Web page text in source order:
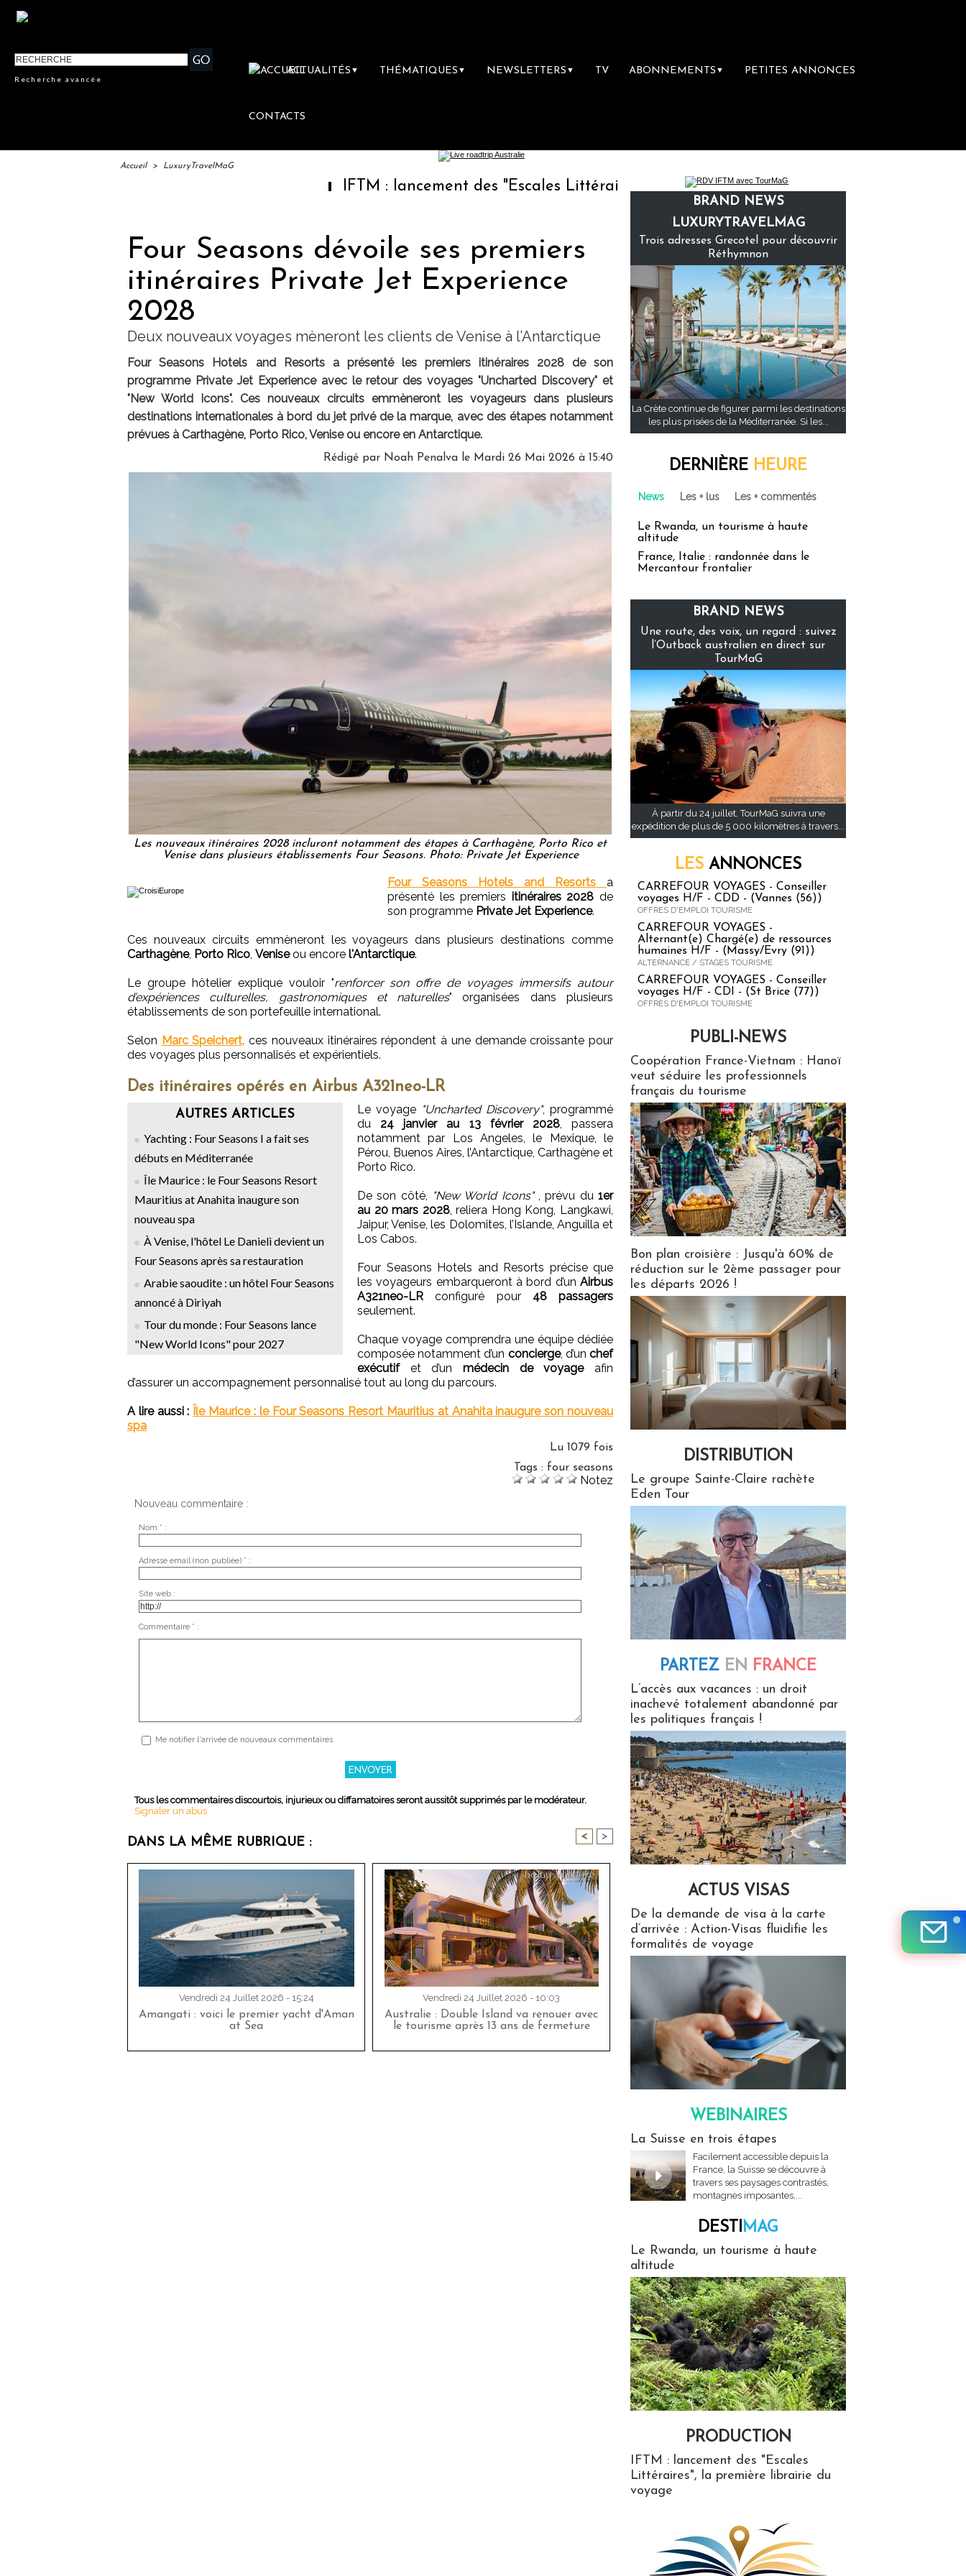
Recherche avancée
ACTUALITÉS ▼ THÉMATIQUES ▼ NEWSLETTERS ▼ TV ABONNEMENTS ▼ PETITES ANNONCES
CONTACTS
Accueil > LuxuryTravelMaG
IFTM : lancement des "Escales Littéraires", la première librairie du voyage
Four Seasons dévoile ses premiers
itinéraires Private Jet Experience
2028
Deux nouveaux voyages mèneront les clients de Venise à l’Antarctique
Four Seasons Hotels and Resorts a présenté les premiers itinéraires 2028 de son
programme Private Jet Experience avec le retour des voyages "Uncharted Discovery" et
"New World Icons". Ces nouveaux circuits emmèneront les voyageurs dans plusieurs
destinations internationales à bord du jet privé de la marque, avec des étapes notamment
prévues à Carthagène, Porto Rico, Venise ou encore en Antarctique.
Rédigé par Noah Penalva le Mardi 26 Mai 2026 à 15:40
Les nouveaux itinéraires 2028 incluront notamment des étapes à Carthagène, Porto Rico et
Venise dans plusieurs établissements Four Seasons. Photo: Private Jet Experience
Four Seasons Hotels and Resorts a
présenté les premiers itinéraires 2028de
son programme Private Jet Experience.
Ces nouveaux circuits emmèneront les voyageurs dans plusieurs destinations comme
Carthagène, Porto Rico, Veniseou encore l'Antarctique.
Le groupe hôtelier explique vouloir "renforcer son offre de voyages immersifs autour
d’expériences culturelles, gastronomiques et naturelles" organisées dans plusieurs
établissements de son portefeuille international.
Selon Marc Speichert, ces nouveaux itinéraires répondent à une demande croissante pour
des voyages plus personnalisés et expérientiels.
Des itinéraires opérés en Airbus A321neo-LR
AUTRES ARTICLES
Yachting : Four Seasons I a fait ses
débuts en Méditerranée
Île Maurice : le Four Seasons Resort
Mauritius at Anahita inaugure son
nouveau spa
À Venise, l'hôtel Le Danieli devient un
Four Seasons après sa restauration
Arabie saoudite : un hôtel Four Seasons
annoncé à Diriyah
Tour du monde : Four Seasons lance
"New World Icons" pour 2027
Le voyage "Uncharted Discovery", programmé
du 24 janvier au 13 février 2028, passera
notamment par Los Angeles, le Mexique, le
Pérou, Buenos Aires, l’Antarctique, Carthagène et
Porto Rico.
De son côté, "New World Icons", prévu du1er
au 20 mars 2028, reliera Hong Kong, Langkawi,
Jaipur, Venise, les Dolomites, l’Islande, Anguilla et
Los Cabos.
Four Seasons Hotels and Resorts précise que
les voyageurs embarqueront à bord d’un Airbus
A321neo-LRconfiguré pour 48 passagers
seulement.
Chaque voyage comprendra une équipe dédiée
composée notamment d’un concierge, d’unchef
exécutif et d’unmédecin de voyageafin
d’assurer un accompagnement personnalisé tout au long du parcours.
A lire aussi : Île Maurice : le Four Seasons Resort Mauritius at Anahita inaugure son nouveau
spa
Lu 1079 fois
Tags : four seasons
Notez
Nouveau commentaire :
Nom * :
Adresse email (non publiée) * :
Site web :
Commentaire * :
Me notifier l'arrivée de nouveaux commentaires
Tous les commentaires discourtois, injurieux ou diffamatoires seront aussitôt supprimés par le modérateur.
Signaler un abus
DANS LA MÊME RUBRIQUE : < >
Vendredi 24 Juillet 2026 - 15:24
Amangati : voici le premier yacht d'Aman
at Sea
Vendredi 24 Juillet 2026 - 10:03
Australie : Double Island va renouer avec
le tourisme après 13 ans de fermeture
BRAND NEWS
LUXURYTRAVELMAG
Trois adresses Grecotel pour découvrir
Réthymnon
La Crète continue de figurer parmi les destinations
les plus prisées de la Méditerranée. Si les...
DERNIÈRE HEURE
News Les + lus Les + commentés
Le Rwanda, un tourisme à haute
altitude
France, Italie : randonnée dans le
Mercantour frontalier
BRAND NEWS
Une route, des voix, un regard : suivez
l’Outback australien en direct sur
TourMaG
À partir du 24 juillet, TourMaG suivra une
expédition de plus de 5 000 kilomètres à travers...
LES ANNONCES
CARREFOUR VOYAGES - Conseiller
voyages H/F - CDD - (Vannes (56))
OFFRES D'EMPLOI TOURISME
CARREFOUR VOYAGES -
Alternant(e) Chargé(e) de ressources
humaines H/F - (Massy/Evry (91))
ALTERNANCE / STAGES TOURISME
CARREFOUR VOYAGES - Conseiller
voyages H/F - CDI - (St Brice (77))
OFFRES D'EMPLOI TOURISME
PUBLI-NEWS
Coopération France-Vietnam : Hanoï
veut séduire les professionnels
français du tourisme
Bon plan croisière : Jusqu'à 60% de
réduction sur le 2ème passager pour
les départs 2026 !
DISTRIBUTION
Le groupe Sainte-Claire rachète
Eden Tour
PARTEZ EN FRANCE
L’accès aux vacances : un droit
inachevé totalement abandonné par
les politiques français !
ACTUS VISAS
De la demande de visa à la carte
d’arrivée : Action-Visas fluidifie les
formalités de voyage
WEBINAIRES
La Suisse en trois étapes
Facilement accessible depuis la
France, la Suisse se découvre à
travers ses paysages contrastés,
montagnes imposantes,...
DESTIMAG
Le Rwanda, un tourisme à haute
altitude
PRODUCTION
IFTM : lancement des "Escales
Littéraires", la première librairie du
voyage